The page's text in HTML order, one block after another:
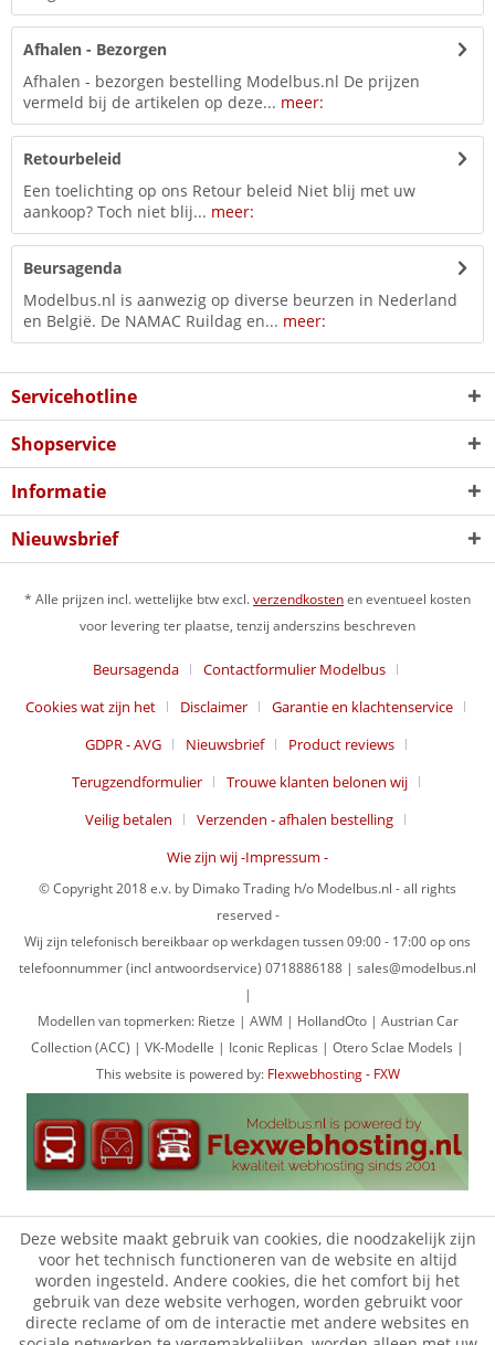
Afhalen - Bezorgen
Afhalen - bezorgen bestelling Modelbus.nl De prijzen
vermeld bij de artikelen op deze... meer:
Retourbeleid
Een toelichting op ons Retour beleid Niet blij met uw
aankoop? Toch niet blij... meer:
Beursagenda
Modelbus.nl is aanwezig op diverse beurzen in Nederland
en België. De NAMAC Ruildag en... meer:
Servicehotline
Shopservice
Informatie
Nieuwsbrief
* Alle prijzen incl. wettelijke btw excl.verzendkostenen eventueel kosten
voor levering ter plaatse, tenzij anderszins beschreven
Beursagenda
Contactformulier Modelbus
Cookies wat zijn het
Disclaimer
Garantie en klachtenservice
GDPR - AVG
Nieuwsbrief
Product reviews
Terugzendformulier
Trouwe klanten belonen wij
Veilig betalen
Verzenden - afhalen bestelling
Wie zijn wij -Impressum -
© Copyright 2018 e.v. by Dimako Trading h/o Modelbus.nl - all rights
reserved -
Wij zijn telefonisch bereikbaar op werkdagen tussen 09:00 - 17:00 op ons
telefoonnummer (incl antwoordservice) 0718886188 | sales@modelbus.nl
|
Modellen van topmerken: Rietze | AWM | HollandOto | Austrian Car
Collection (ACC) | VK-Modelle | Iconic Replicas | Otero Sclae Models |
This website is powered by: Flexwebhosting - FXW
Deze website maakt gebruik van cookies, die noodzakelijk zijn
voor het technisch functioneren van de website en altijd
worden ingesteld. Andere cookies, die het comfort bij het
gebruik van deze website verhogen, worden gebruikt voor
directe reclame of om de interactie met andere websites en